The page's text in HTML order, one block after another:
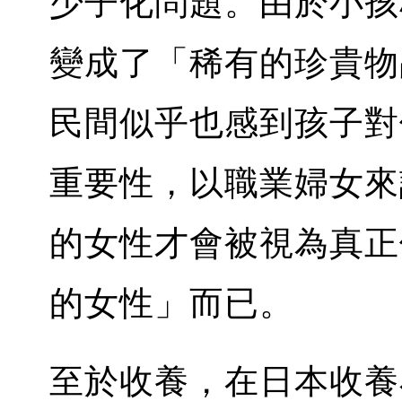
變成了「稀有的珍貴
民間似乎也感到孩子
重要性，以職業婦女
的女性才會被視為真
的女性」而已。
至於收養，在日本收